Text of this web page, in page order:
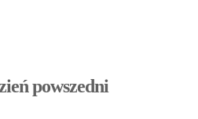
powszedni